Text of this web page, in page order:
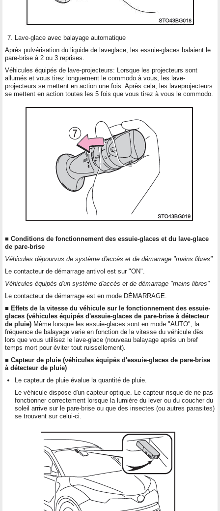
Lave-glace avec balayage automatique
Après pulvérisation du liquide de laveglace, les essuie-glaces balaient le
pare-brise à 2 ou 3 reprises.
Véhicules équipés de lave-projecteurs: Lorsque les projecteurs sont
allumés et vous tirez longuement le commodo à vous, les lave-
projecteurs se mettent en action une fois. Après cela, les laveprojecteurs
se mettent en action toutes les 5 fois que vous tirez à vous le commodo.
■ Conditions de fonctionnement des essuie-glaces et du lave-glace
de pare-brise
Véhicules dépourvus de système d'accès et de démarrage "mains libres"
Le contacteur de démarrage antivol est sur "ON".
Véhicules équipés d'un système d'accès et de démarrage "mains libres"
Le contacteur de démarrage est en mode DÉMARRAGE.
■ Effets de la vitesse du véhicule sur le fonctionnement des essuie-
glaces (véhicules équipés d'essuie-glaces de pare-brise à détecteur
de pluie) Même lorsque les essuie-glaces sont en mode "AUTO", la
fréquence de balayage varie en fonction de la vitesse du véhicule dès
lors que vous utilisez le lave-glace (nouveau balayage après un bref
temps mort pour éviter tout ruissellement).
■ Capteur de pluie (véhicules équipés d'essuie-glaces de pare-brise
à détecteur de pluie)
Le capteur de pluie évalue la quantité de pluie.
Le véhicule dispose d'un capteur optique. Le capteur risque de ne pas
fonctionner correctement lorsque la lumière du lever ou du coucher du
soleil arrive sur le pare-brise ou que des insectes (ou autres parasites)
se trouvent sur celui-ci.